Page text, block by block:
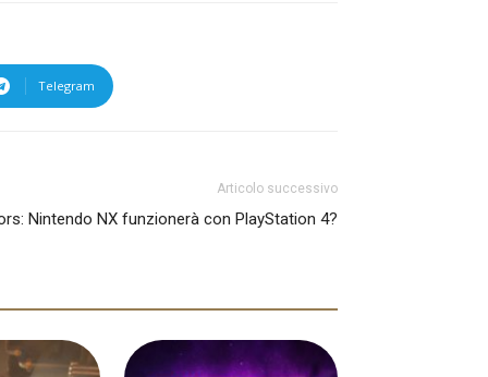
Telegram
Articolo successivo
Nintendo NX funzionerà con PlayStation 4?